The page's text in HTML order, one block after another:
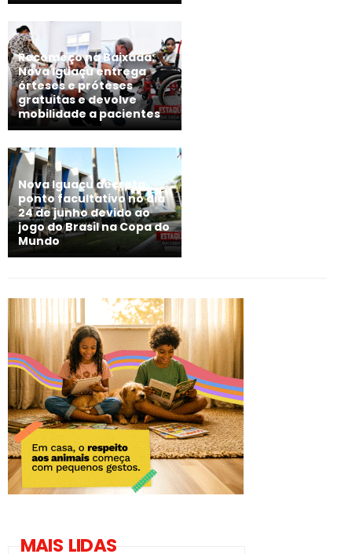
Recomeço na Baixada:
Nova Iguaçu entrega
órteses e próteses
gratuitas e devolve
mobilidade a pacientes
Nova Iguaçu decreta
ponto facultativo no dia
24 de junho devido ao
jogo do Brasil na Copa do
Mundo
MAIS LIDAS